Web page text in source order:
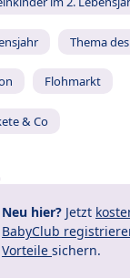
Thema
Flohmarkt
& Co
Neu hier? Jetzt
BabyClub
Vorteile sichern.